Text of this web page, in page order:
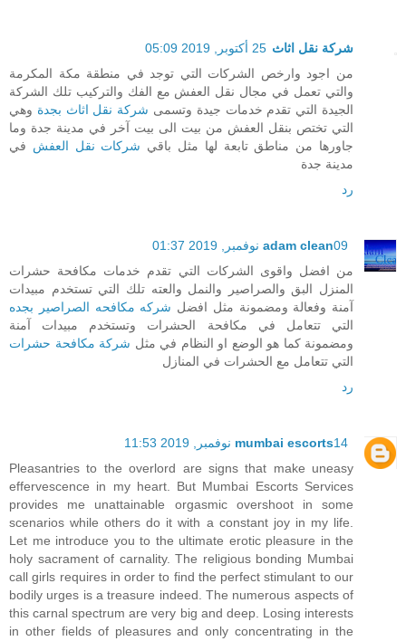
شركة نقل اثاث 25 أكتوبر, 2019 05:09
من اجود وارخص الشركات التي توجد في منطقة مكة المكرمة
والتي تعمل في مجال نقل العفش مع الفك والتركيب تلك الشركة
الجيدة التي تقدم خدمات جيدة وتسمى شركة نقل اثاث بجدة وهي
التي تختص بنقل العفش من بيت الى بيت آخر في مدينة جدة وما
جاورها من مناطق تابعة لها مثل باقي شركات نقل العفش في
مدينة جدة
رد
adam clean09 نوفمبر, 2019 01:37
من افضل واقوى الشركات التي تقدم خدمات مكافحة حشرات
المنزل البق والصراصير والنمل والعته تلك التي تستخدم مبيدات
آمنة وفعالة ومضمونة مثل افضل شركه مكافحه الصراصير بجده
التي تتعامل في مكافحة الحشرات وتستخدم مبيدات آمنة
ومضمونة كما هو الوضع او النظام في مثل شركة مكافحة حشرات
التي تتعامل مع الحشرات في المنازل
رد
mumbai escorts14 نوفمبر, 2019 11:53
Pleasantries to the overlord are signs that make uneasy
effervescence in my heart. But Mumbai Escorts Services
provides me unattainable orgasmic overshoot in some
scenarios while others do it with a constant joy in my life.
Let me introduce you to the ultimate erotic pleasure in the
holy sacrament of carnality. The religious bonding Mumbai
call girls requires in order to find the perfect stimulant to our
bodily urges is a treasure indeed. The numerous aspects of
this carnal spectrum are very big and deep. Losing interests
in other fields of pleasures and only concentrating in the